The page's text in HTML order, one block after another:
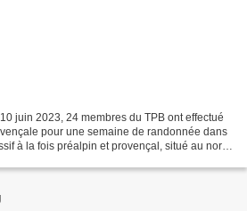
juin 2023, 24 membres du TPB ont effectué
pour une semaine de randonnée dans
à la fois préalpin et provençal, situé au nord